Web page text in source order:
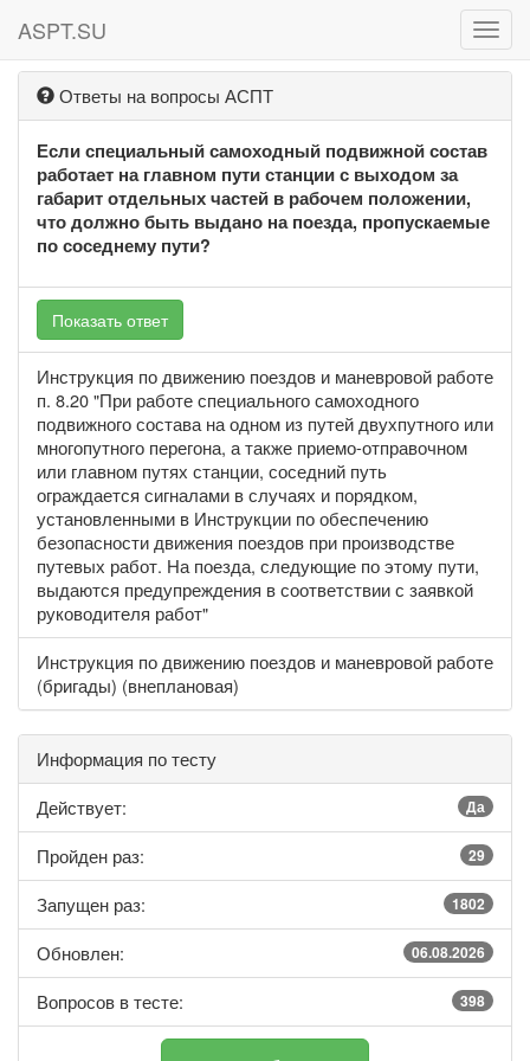
ASPT.SU
Ответы на вопросы АСПТ
Если специальный самоходный подвижной состав
работает на главном пути станции с выходом за
габарит отдельных частей в рабочем положении,
что должно быть выдано на поезда, пропускаемые
по соседнему пути?
Показать ответ
Инструкция по движению поездов и маневровой работе
п. 8.20 "При работе специального самоходного
подвижного состава на одном из путей двухпутного или
многопутного перегона, а также приемо-отправочном
или главном путях станции, соседний путь
ограждается сигналами в случаях и порядком,
установленными в Инструкции по обеспечению
безопасности движения поездов при производстве
путевых работ. На поезда, следующие по этому пути,
выдаются предупреждения в соответствии с заявкой
руководителя работ"
Инструкция по движению поездов и маневровой работе
(бригады) (внеплановая)
Информация по тесту
Действует:
Да
Пройден раз: 29
Запущен раз: 1802
Обновлен: 06.08.2026
Вопросов в тесте: 398